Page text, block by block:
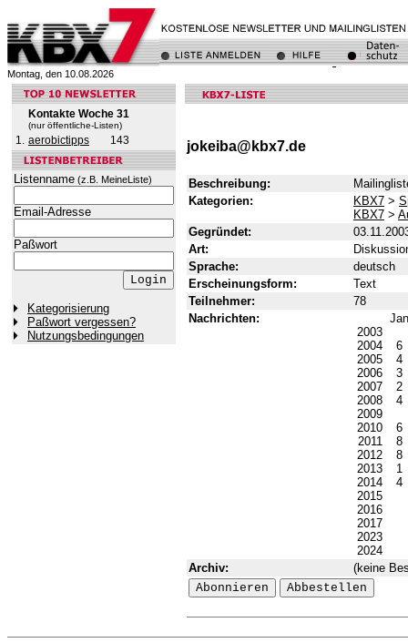
Montag, den 10.08.2026
Kontakte Woche 31
(nur öffentliche-Listen)
1. aerobictipps 143
Listenname (z.B. MeineListe)
Email-Adresse
Paßwort
Kategorisierung
Paßwort vergessen?
Nutzungsbedingungen
jokeiba@kbx7.de
Beschreibung:
Kategorien:
KBX7 >
KBX7 >
Gegründet:
Art:
Sprache:
deutsch
Erscheinungsform:
Text
Teilnehmer:
78
Nachrichten:
2003
2004
6
2005
4
2006
3
2007
2
2008
4
2009
2010
6
2011
8
2012
8
2013
1
2014
4
2015
2016
2017
2023
2024
Archiv:
(keine